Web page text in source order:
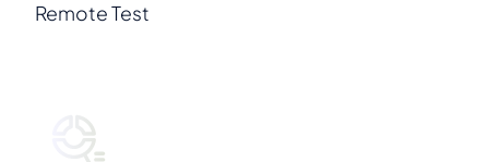
Remote Test